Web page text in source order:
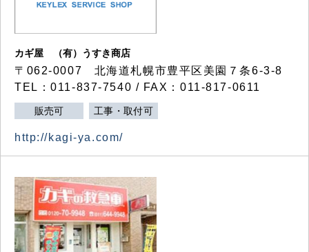
カギ屋 （有）うすき商店
〒062-0007 北海道札幌市豊平区美園７条6-3-8
TEL：011-837-7540 / FAX：011-817-0611
販売可 工事・取付可
http://kagi-ya.com/